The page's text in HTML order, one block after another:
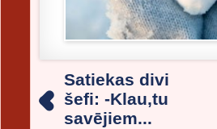
Satiekas divi
šefi: -Klau,tu
savējiem...